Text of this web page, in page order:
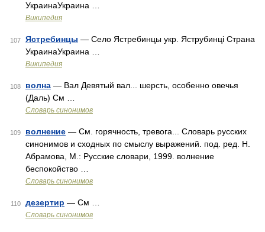
УкраинаУкраина …
Википедия
107 Ястребинцы — Село Ястребинцы укр. Яструбинці Страна
УкраинаУкраина …
Википедия
108 волна — Вал Девятый вал... шерсть, особенно овечья
(Даль) См …
Словарь синонимов
109 волнение — См. горячность, тревога... Словарь русских
синонимов и сходных по смыслу выражений. под. ред. Н.
Абрамова, М.: Русские словари, 1999. волнение
беспокойство …
Словарь синонимов
110 дезертир — См …
Словарь синонимов